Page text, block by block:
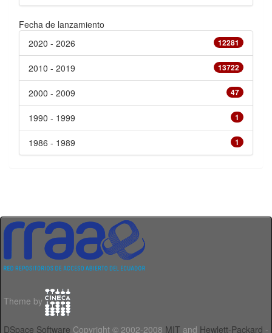
Fecha de lanzamiento
12281
2020 - 2026
13722
2010 - 2019
47
2000 - 2009
1
1990 - 1999
1
1986 - 1989
Theme by
DSpace Software Copyright © 2002-2008 MIT and Hewlett-Packard -